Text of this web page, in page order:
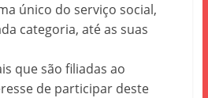
único do serviço social,
categoria, até as suas
que são filiadas ao
de participar deste